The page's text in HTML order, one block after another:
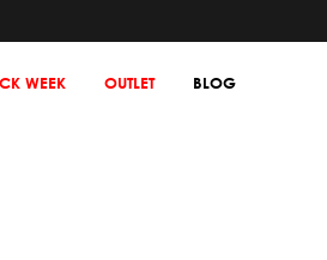
WEEK OUTLET BLOG